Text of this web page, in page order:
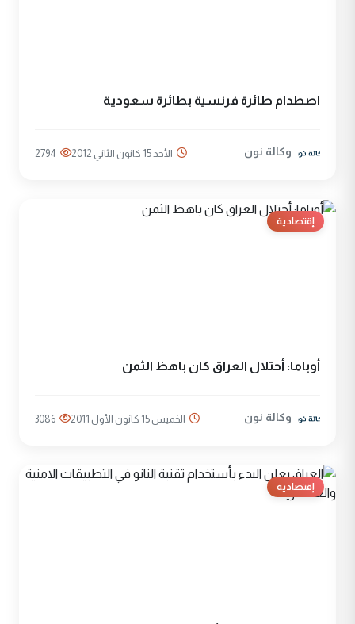
اصطدام طائرة فرنسية بطائرة سعودية
وكالة نون الأحد 15 كانون الثاني 2012 2794
إقتصادية
أوباما: أحتلال العراق كان باهظ الثمن
وكالة نون الخميس 15 كانون الأول 2011 3086
إقتصادية